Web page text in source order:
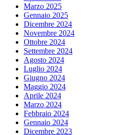
Marzo 2025
Gennaio 2025
Dicembre 2024
Novembre 2024
Ottobre 2024
Settembre 2024
Agosto 2024
Luglio 2024
Giugno 2024
Maggio 2024
Aprile 2024
Marzo 2024
Febbraio 2024
Gennaio 2024
Dicembre 2023